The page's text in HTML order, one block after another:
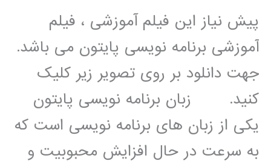
پیش نیاز این فیلم آموزشی ، فیلم
آموزشی برنامه نویسی پایتون می باشد.
جهت دانلود بر روی تصویر زیر کلیک
کنید. زبان برنامه نویسی پایتون
یکی از زبان های برنامه نویسی است که
به سرعت در حال افزایش محبوبیت و